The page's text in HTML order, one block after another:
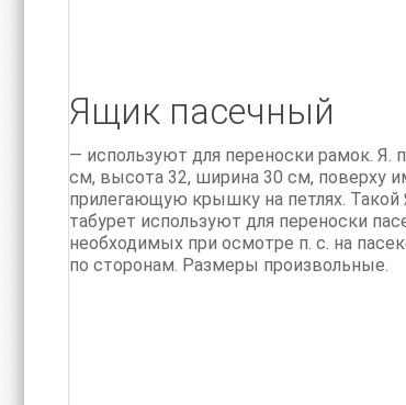
Ящик пасечный
— используют для переноски рамок. Я.
см, высота 32, ширина 30 см, поверху
прилегающую крышку на петлях.
табурет используют для переноски
необходимых при осмотре п. с. на
по сторонам. Размеры произвольные.